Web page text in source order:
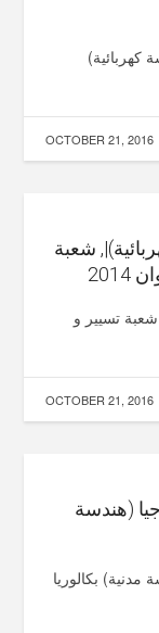
كهربائية)
OCTOBER 21, 2016
شعبة
شعبة تسيير و
OCTOBER 21, 2016
(هندسة
مدنية) بكالوريا